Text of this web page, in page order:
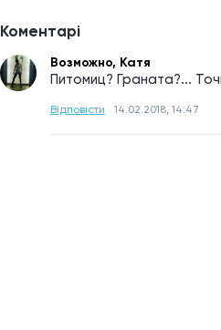
Коментарі
Возможно, Катя
Питомиц? Граната?...
Відповісти 14.02.2018, 14:47